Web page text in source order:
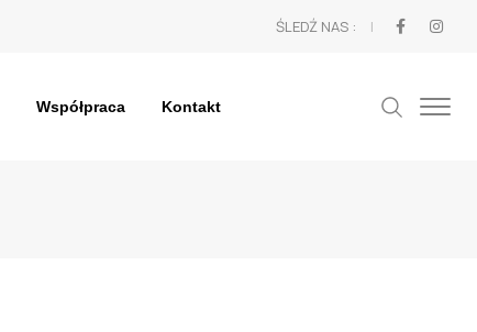
ŚLEDŹ NAS :
Współpraca Kontakt